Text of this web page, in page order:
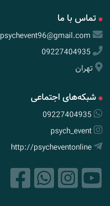
تماس با ما
psychevent96@gmail.com
09227404935
تهران
شبکه‌های اجتماعی
09227404935
psych_event
http://psycheventonline